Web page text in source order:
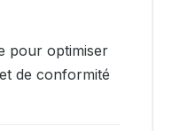
pour optimiser
de conformité